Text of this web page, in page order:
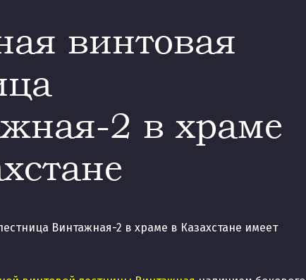
винтовая
2 в храме
Винтажная-2 в храме в Казахстане имеет